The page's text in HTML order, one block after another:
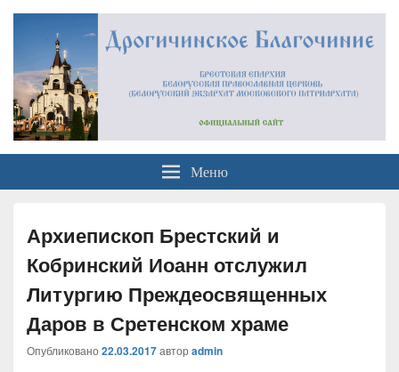
Официальный сайт
Дрогичинского благочиния
Меню
Архиепископ Брестский и
Кобринский Иоанн отслужил
Литургию Преждеосвященных
Даров в Сретенском храме
Опубликовано 22.03.2017автор admin